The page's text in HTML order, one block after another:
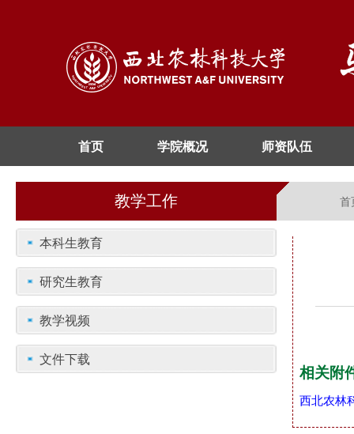
首页 学院概况 师资队伍
教学工作 首
本科生教育
研究生教育
教学视频
文件下载
相关附
西北农林